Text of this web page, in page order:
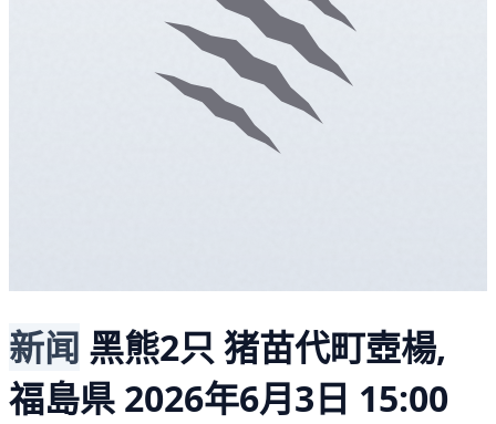
新闻 黑熊2只 猪苗代町壺楊,
福島県 2026年6月3日 15:00